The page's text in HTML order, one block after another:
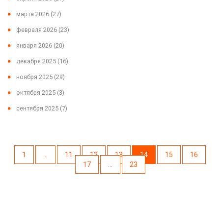
марта 2026 (27)
февраля 2026 (23)
января 2026 (20)
декабря 2025 (16)
ноября 2025 (29)
октября 2025 (3)
сентября 2025 (7)
1 … 11 12 13 14 15
16
17
… 23